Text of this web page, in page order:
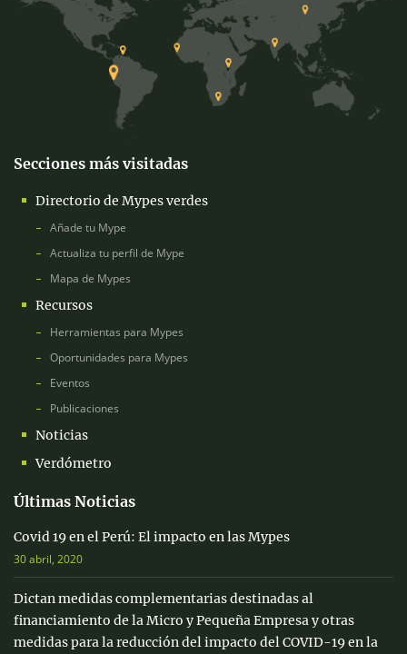
Secciones más visitadas
Directorio de Mypes verdes
Añade tu Mype
Actualiza tu perfil de Mype
Mapa de Mypes
Recursos
Herramientas para Mypes
Oportunidades para Mypes
Eventos
Publicaciones
Noticias
Verdómetro
Últimas Noticias
Covid 19 en el Perú: El impacto en las Mypes
30 abril, 2020
Dictan medidas complementarias destinadas al
financiamiento de la Micro y Pequeña Empresa y otras
medidas para la reducción del impacto del COVID-19 en la